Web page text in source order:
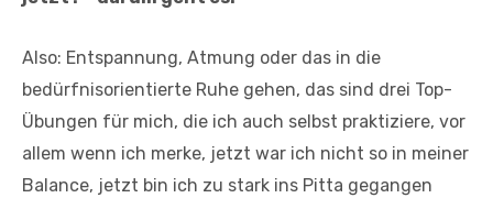
Also: Entspannung, Atmung oder das in die
bedürfnisorientierte Ruhe gehen, das sind drei Top-
Übungen für mich, die ich auch selbst praktiziere, vor
allem wenn ich merke, jetzt war ich nicht so in meiner
Balance, jetzt bin ich zu stark ins Pitta gegangen